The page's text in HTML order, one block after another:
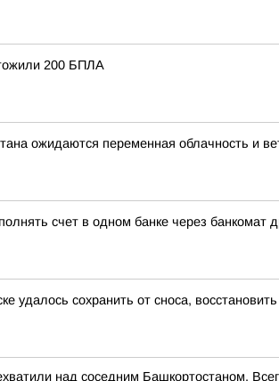
200 БПЛА
ожидаются переменная облачность и
счет в одном банке через банкомат
удалось сохранить от сноса,
над соседним Башкортостаном.